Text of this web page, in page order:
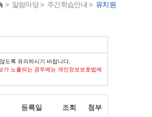
> 알림마당 > 주간학습안내 > 유치원
도록 유의하시기 바랍니다.
가 노출되는 경우에는 개인정보보호법에
등록일 조회 첨부